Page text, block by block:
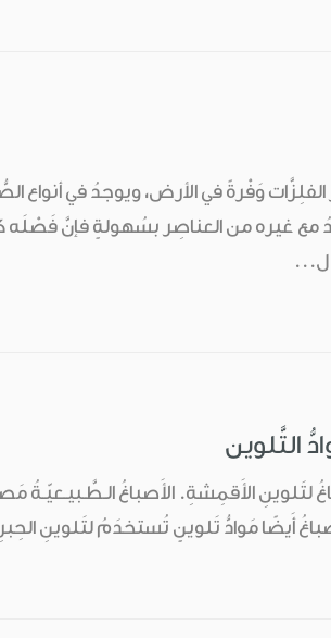
الفلِزَّات وَفْرةً في الأرض، ويوجدُ في
مع غيره من العناصِر بسُهولةٍ فإنَّ
ل...
التَّلوين
لتَلوينِ الأَقمِشةِ. الأَصباغُ الـطَّـبيـعيّـةُ
أَيضًا مَوادُّ تَلوينٍ تُستخدَمُ لتَلوينِ